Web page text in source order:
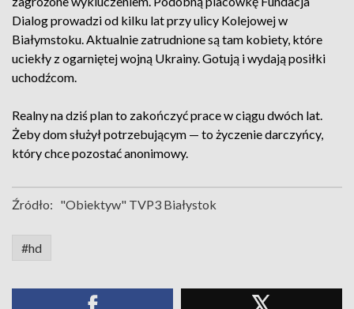
Dialog prowadzi od kilku lat przy ulicy Kolejowej w
Białymstoku. Aktualnie zatrudnione są tam kobiety, które
uciekły z ogarniętej wojną Ukrainy. Gotują i wydają posiłki
uchodźcom.
Realny na dziś plan to zakończyć prace w ciągu dwóch lat.
Żeby dom służył potrzebującym — to życzenie darczyńcy,
który chce pozostać anonimowy.
Źródło: "Obiektyw" TVP3 Białystok
#hd